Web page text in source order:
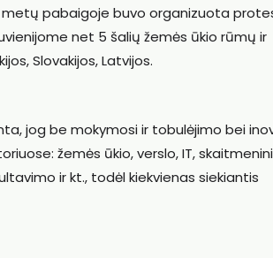
metų pabaigoje buvo organizuota
net 5 šalių žemės ūkio rūmų ir
Slovakijos, Latvijos.
jog be mokymosi ir tobulėjimo bei
žemės ūkio, verslo, IT,
ir kt., todėl kiekvienas siekiantis